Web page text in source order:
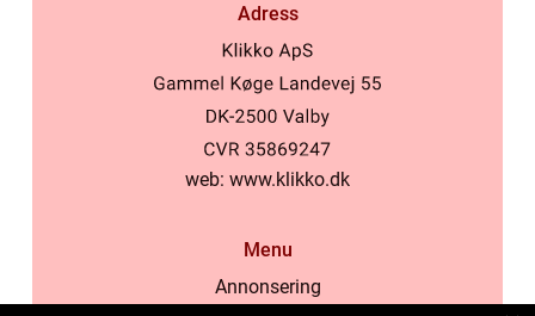
Adress
web: www.klikko.dk
Menu
Annonsering